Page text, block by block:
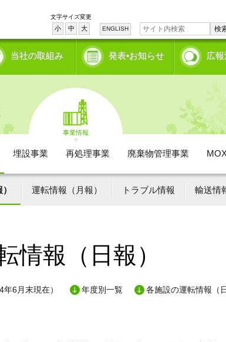
検
文字サイズ変更
小 中 大 ENGLISH
当社の取組み 発表•お知らせ 広報
事業情報
埋設事業 再処理事業 廃棄物管理事業
運転情報（月報） トラブル情報 輸送情
情報（日報）
6月末現在） 年度別一覧 各施設の運転情報（